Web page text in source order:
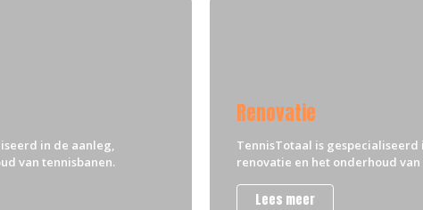
Aanleg,
in de aanleg,
van tennisbanen.
Renovatie
TennisTotaal is gespecialiseerd
renovatie en het onderhoud
Lees meer